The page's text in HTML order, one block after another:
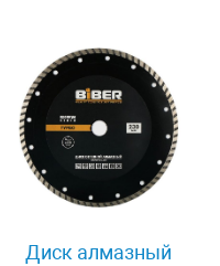
Диск алмазный